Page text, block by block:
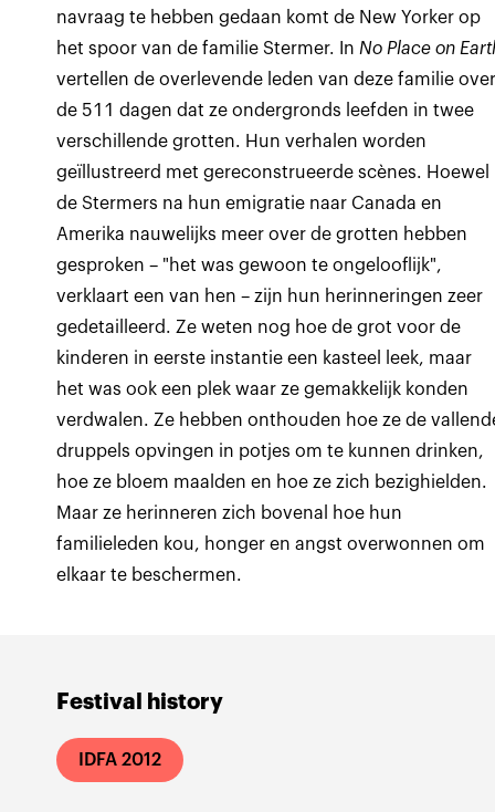
Festival history
IDFA 2012
navraag te hebben gedaan komt de New Yorker op
het spoor van de familie Stermer. In No Place on
vertellen de overlevende leden van deze familie
de 511 dagen dat ze ondergronds leefden in twee
verschillende grotten. Hun verhalen worden
geïllustreerd met gereconstrueerde scènes. Hoewel
de Stermers na hun emigratie naar Canada en
Amerika nauwelijks meer over de grotten hebben
gesproken – "het was gewoon te ongelooflijk",
verklaart een van hen – zijn hun herinneringen zeer
gedetailleerd. Ze weten nog hoe de grot voor de
kinderen in eerste instantie een kasteel leek, maar
het was ook een plek waar ze gemakkelijk konden
verdwalen. Ze hebben onthouden hoe ze de
druppels opvingen in potjes om te kunnen drinken,
hoe ze bloem maalden en hoe ze zich bezighielden.
Maar ze herinneren zich bovenal hoe hun
familieleden kou, honger en angst overwonnen om
elkaar te beschermen.